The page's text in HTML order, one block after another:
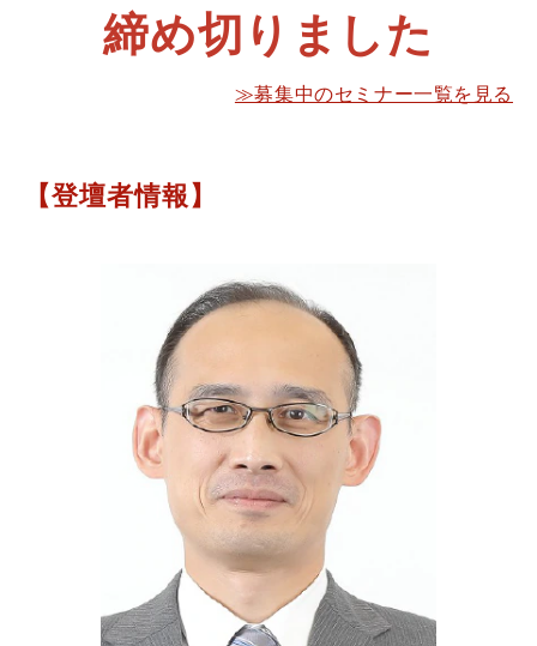
締め切りました
≫募集中のセミナー一覧を見る
【登壇者情報】